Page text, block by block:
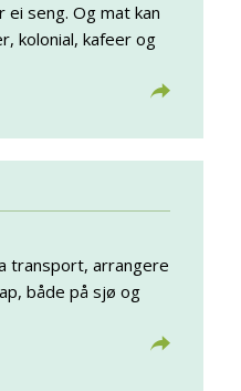
seng. Og mat kan
kolonial, kafeer og
transport, arrangere
både på sjø og